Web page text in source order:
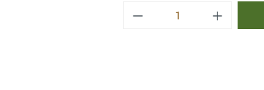
Produkt Anzahl: